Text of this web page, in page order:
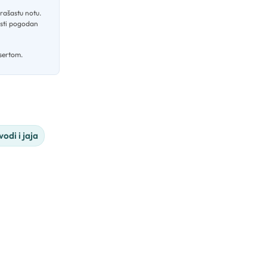
notu.
pogodan
i jaja